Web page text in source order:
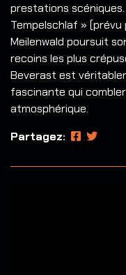
prestations
Tempelschlaf » (prévu
Meilenwald poursuit
recoins les plus
Beverast est
fascinante qui
atmosphérique.
Partagez: